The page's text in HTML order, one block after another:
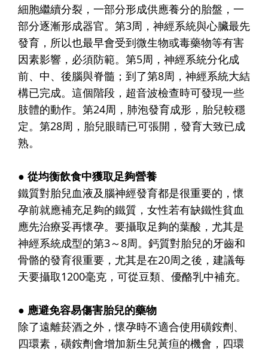
細胞繼續分裂，一部分形成供應養分的胎盤，一
部分逐漸形成器官。第3周，神經系統與心臟最先
發育，所以也最早會受到微生物或毒藥物等有害
因素影響，必須防範。第5周，神經系統分化成
前、中、後腦與脊髓；到了第8周，神經系統大結
構已完成。這個階段，超音波檢查時可發現一些
肢體的動作。第24周，肺泡發育成形，胎兒較穩
定。第28周，胎兒眼睛已可張開，發育大致已成
熟。
● 從均衡飲食中獲取足夠營養
鐵質對胎兒血液及腦神經發育都是很重要的，懷
孕前就應補充足夠的鐵質，女性若有缺鐵性貧血
應先治療妥再懷孕。要攝取足夠的葉酸，尤其是
神經系統成型的第3～8周。鈣質對胎兒的牙齒和
骨骼的發育很重要，尤其是在20周之後，建議每
天要攝取1200毫克，可從豆類、優酪乳中補充。
● 應避免容易傷害胎兒的藥物
除了遠離菸酒之外，懷孕時不適合使用磺銨劑、
四環素，磺銨劑會增加新生兒黃疸的機會，四環